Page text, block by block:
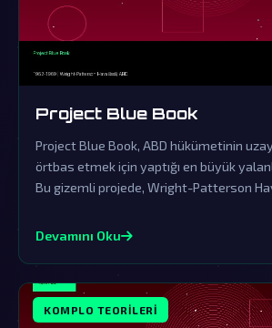
Project Blue Book
Project Blue Book, ABD hükümetinin
örtbas etmek için yaptığı en büyük
Bu gizemli projede, Wright-Patterson
içeriyor.
Devamını Oku
KOMPLO TEORILERI